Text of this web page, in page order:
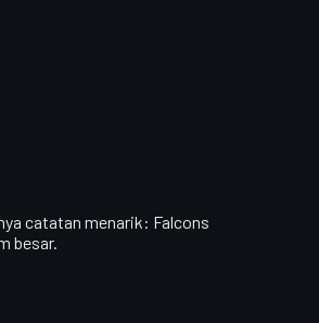
catatan menarik: Falcons
besar.